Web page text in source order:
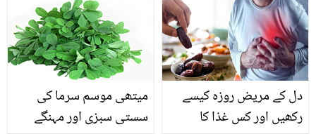
شاہ رخ خان کو فقیر نے کیا
دعا دی تھی جس کی وجہ
سے آج اُن کے پاس سب
کچھ ہے؟
صدیقی نے ہمایوں اور
فیصل سے مدد مانگی، تو
کیا ہوا؟
میتھی موسم سرما کی
سستی سبزی اور مہنگے
دل کے مریض روزہ کیسے
رکھیں اور کس غذا کا